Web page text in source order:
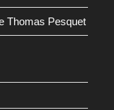
Thomas Pesquet